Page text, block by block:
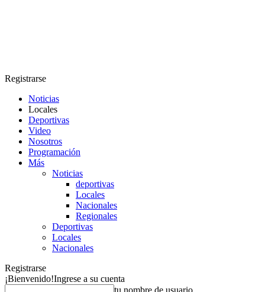
Registrarse
Noticias
Locales
Deportivas
Video
Nosotros
Programación
Más
Noticias
deportivas
Locales
Nacionales
Regionales
Deportivas
Locales
Nacionales
Registrarse
¡Bienvenido!Ingrese a su cuenta
tu nombre de usuario